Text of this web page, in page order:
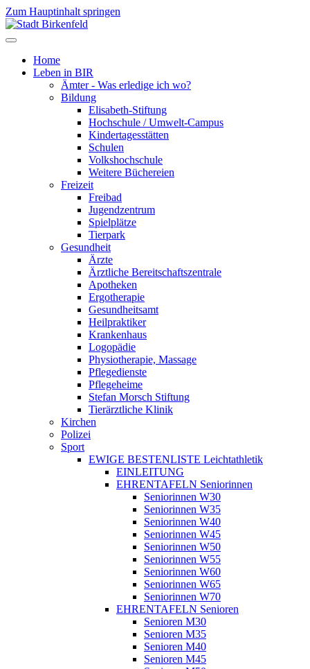
Zum Hauptinhalt springen
Home
Leben in BIR
Ämter - Was erledige ich wo?
Bildung
Elisabeth-Stiftung
Hochschule / Umwelt-Campus
Kindertagesstätten
Schulen
Volkshochschule
Weitere Büchereien
Freizeit
Freibad
Jugendzentrum
Spielplätze
Tierpark
Gesundheit
Ärzte
Ärztliche Bereitschaftszentrale
Apotheken
Ergotherapie
Gesundheitsamt
Heilpraktiker
Krankenhaus
Logopädie
Physiotherapie, Massage
Pflegedienste
Pflegeheime
Stefan Morsch Stiftung
Tierärztliche Klinik
Kirchen
Polizei
Sport
EWIGE BESTENLISTE Leichtathletik
EINLEITUNG
EHRENTAFELN Seniorinnen
Seniorinnen W30
Seniorinnen W35
Seniorinnen W40
Seniorinnen W45
Seniorinnen W50
Seniorinnen W55
Seniorinnen W60
Seniorinnen W65
Seniorinnen W70
EHRENTAFELN Senioren
Senioren M30
Senioren M35
Senioren M40
Senioren M45